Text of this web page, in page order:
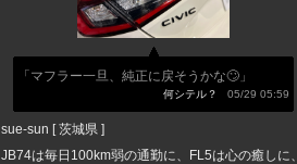
「マフラー一旦、純正に戻そうかな🙄」
何シテル？ 05/29 05:59
sue-sun [茨城県 ]
JB74は毎日100km弱の通勤に、FL5は心の癒しに、